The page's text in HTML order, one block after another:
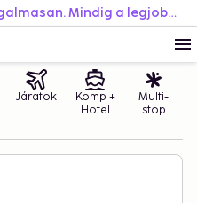
Foglalj könnyedén. Utazz rugalmasan. Mindig a legjobb áron.
Járatok
Komp +
Hotel
Multi-
stop